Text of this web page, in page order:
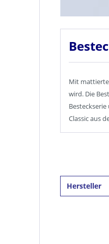
Mit
wird. Die
Classic aus
Hersteller